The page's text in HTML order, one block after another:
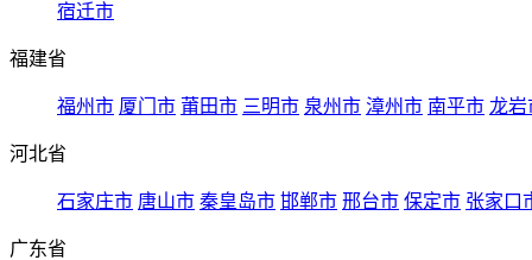
宿迁市
福建省
福州市 厦门市 莆田市 三明市 泉州市 漳州市 南平市 龙岩
河北省
石家庄市 唐山市 秦皇岛市 邯郸市 邢台市 保定市 张家口
广东省